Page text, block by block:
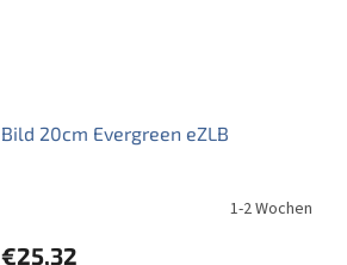
Bild 20cm Evergreen eZLB
1-2 Wochen
€25,32